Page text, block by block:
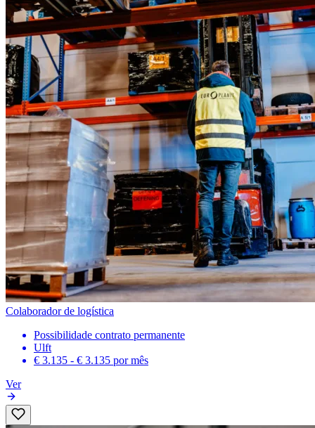
Colaborador de logística
Possibilidade contrato permanente
Ulft
€ 3.135 - € 3.135 por mês
Ver